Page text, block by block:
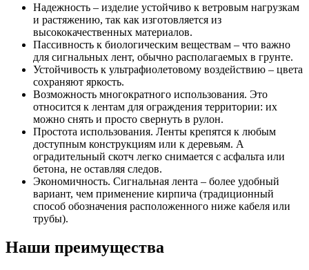
Надежность – изделие устойчиво к ветровым нагрузкам
и растяжению, так как изготовляется из
высококачественных материалов.
Пассивность к биологическим веществам – что важно
для сигнальных лент, обычно располагаемых в грунте.
Устойчивость к ультрафиолетовому воздействию – цвета
сохраняют яркость.
Возможность многократного использования. Это
относится к лентам для ограждения территории: их
можно снять и просто свернуть в рулон.
Простота использования. Ленты крепятся к любым
доступным конструкциям или к деревьям. А
оградительный скотч легко снимается с асфальта или
бетона, не оставляя следов.
Экономичность. Сигнальная лента – более удобный
вариант, чем применение кирпича (традиционный
способ обозначения расположенного ниже кабеля или
трубы).
Наши преимущества